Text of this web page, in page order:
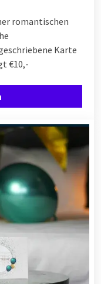
romantischen
Karte
€10,-